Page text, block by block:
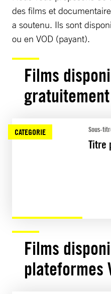
des films et
a soutenu. Ils sont
ou en VOD (payant).
Films
gratuitement
CATEGORIE Sous-
Titre
Films
plateformes